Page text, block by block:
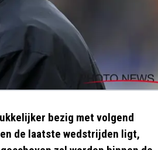
bezig met volgend
de laatste wedstrijden ligt,